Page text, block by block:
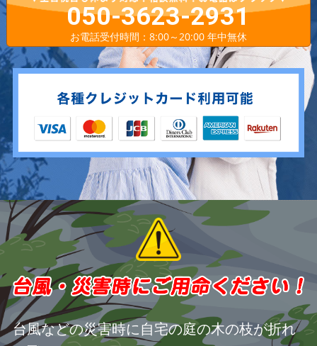
050-3623-2931
お電話受付時間：8:00～20:00 年中無休
台風などの災害時に自宅の庭の木の枝が折れ